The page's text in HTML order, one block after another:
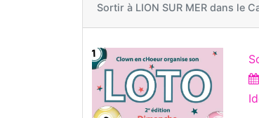
Sortir à LION SUR MER dans le